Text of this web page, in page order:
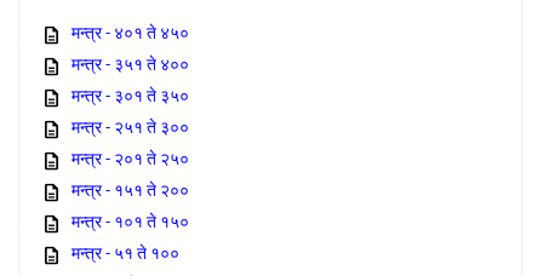
मन्त्र - ४०१ ते ४५०
मन्त्र - ३५१ ते ४००
मन्त्र - ३०१ ते ३५०
मन्त्र - २५१ ते ३००
मन्त्र - २०१ ते २५०
मन्त्र - १५१ ते २००
मन्त्र - १०१ ते १५०
मन्त्र - ५१ ते १००